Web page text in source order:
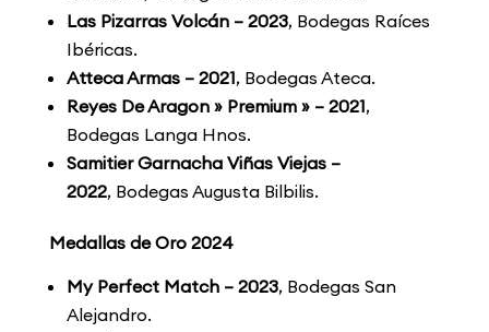
Las Pizarras Volcán – 2023, Bodegas Raíces
Ibéricas.
Atteca Armas – 2021, Bodegas Ateca.
Reyes De Aragon » Premium » – 2021,
Bodegas Langa Hnos.
Samitier Garnacha Viñas Viejas –
2022, Bodegas Augusta Bilbilis.
Medallas de Oro 2024
My Perfect Match – 2023, Bodegas San
Alejandro.